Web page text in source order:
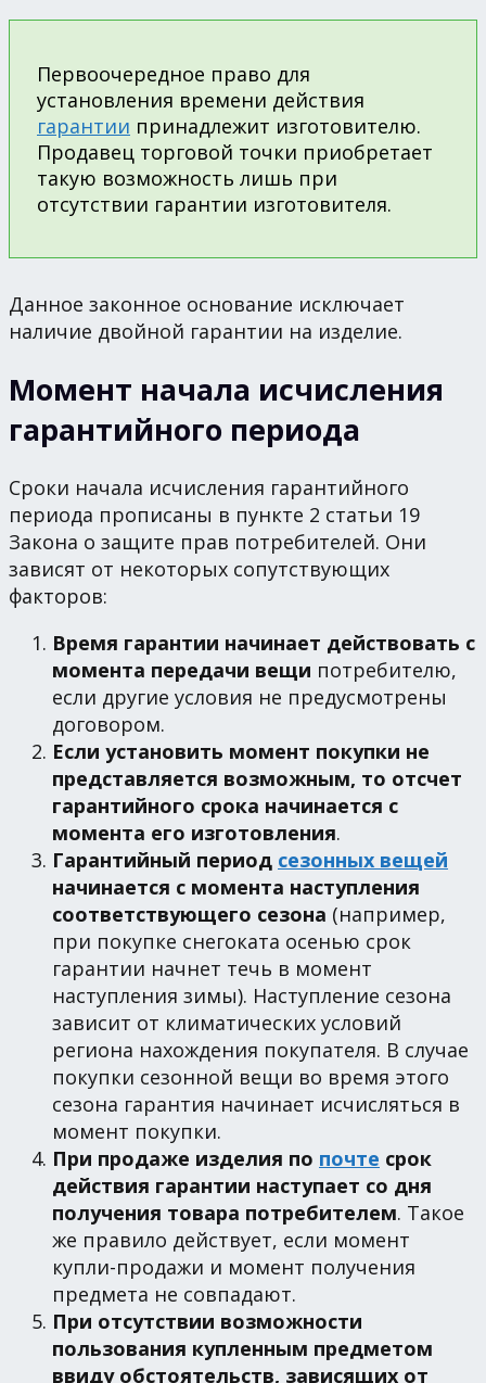
Первоочередное право для
установления времени действия
гарантии принадлежит изготовителю.
Продавец торговой точки приобретает
такую возможность лишь при
отсутствии гарантии изготовителя.
Данное законное основание исключает
наличие двойной гарантии на изделие.
Момент начала исчисления
гарантийного периода
Сроки начала исчисления гарантийного
периода прописаны в пункте 2 статьи 19
Закона о защите прав потребителей. Они
зависят от некоторых сопутствующих
факторов:
Время гарантии начинает действовать с
момента передачи вещи потребителю,
если другие условия не предусмотрены
договором.
Если установить момент покупки не
представляется возможным, то отсчет
гарантийного срока начинается с
момента его изготовления.
Гарантийный период сезонных вещей
начинается с момента наступления
соответствующего сезона (например,
при покупке снегоката осенью срок
гарантии начнет течь в момент
наступления зимы). Наступление сезона
зависит от климатических условий
региона нахождения покупателя. В случае
покупки сезонной вещи во время этого
сезона гарантия начинает исчисляться в
момент покупки.
При продаже изделия по почте срок
действия гарантии наступает со дня
получения товара потребителем. Такое
же правило действует, если момент
купли-продажи и момент получения
предмета не совпадают.
При отсутствии возможности
пользования купленным предметом
ввиду обстоятельств, зависящих от